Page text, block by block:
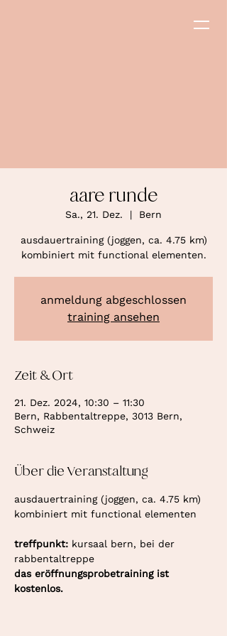
aare runde
Sa., 21. Dez.
  |
Bern
ausdauertraining (joggen, ca. 4.75 km)
kombiniert mit functional elementen.
anmeldung abgeschlossen
training ansehen
Zeit & Ort
21. Dez. 2024, 10:30 – 11:30
Bern, Rabbentaltreppe, 3013 Bern,
Schweiz
Über die Veranstaltung
ausdauertraining (joggen, ca. 4.75 km)
kombiniert mit functional elementen
treffpunkt: kursaal bern, bei der
rabbentaltreppe
das eröffnungsprobetraining ist
kostenlos.